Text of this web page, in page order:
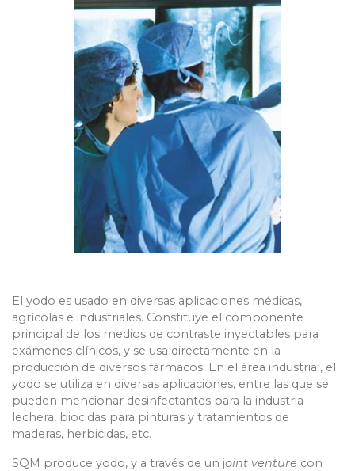
El yodo es usado en diversas aplicaciones médicas,
agrícolas e industriales. Constituye el componente
principal de los medios de contraste inyectables para
exámenes clínicos, y se usa directamente en la
producción de diversos fármacos. En el área industrial, el
yodo se utiliza en diversas aplicaciones, entre las que se
pueden mencionar desinfectantes para la industria
lechera, biocidas para pinturas y tratamientos de
maderas, herbicidas, etc.
SQM produce yodo, y a través de un joint venture con